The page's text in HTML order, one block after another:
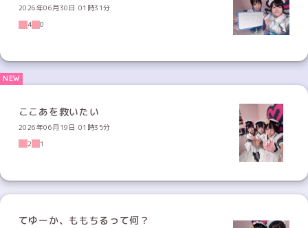
2026年06月30日 01時31分
4
0
ここあを救いたい
2026年06月19日 01時35分
2
1
てゆーか、ももちるって何？